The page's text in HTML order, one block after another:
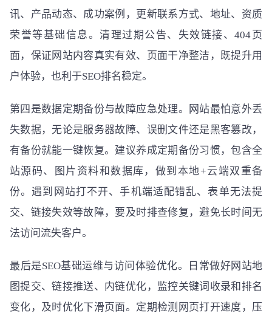
讯、产品动态、成功案例，更新联系方式、地址、资质
荣誉等基础信息。清理过期公告、失效链接、404页
面，保证网站内容真实有效、页面干净整洁，既提升用
户体验，也利于SEO排名稳定。
第四是数据定期备份与故障应急处理。网站最怕意外丢
失数据，无论是服务器故障、误删文件还是黑客篡改，
有备份就能一键恢复。建议养成定期备份习惯，包含全
站源码、图片资料和数据库，做到本地+云端双重备
份。遇到网站打不开、手机端适配错乱、表单无法提
交、链接失效等故障，要及时排查修复，避免长时间无
法访问流失客户。
最后是SEO基础运维与访问体验优化。日常做好网站地
图提交、链接推送、内链优化，监控关键词收录和排名
变化，及时优化下滑页面。定期检测网页打开速度，压